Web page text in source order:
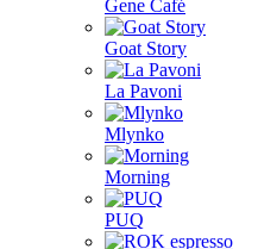
Gene Café
Goat Story
La Pavoni
Mlynko
Morning
PUQ